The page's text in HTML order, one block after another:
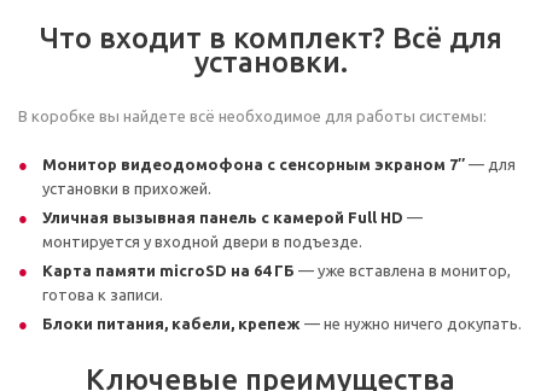
Что входит в комплект? Всё для
установки.
В коробке вы найдете всё необходимое для работы системы:
Монитор видеодомофона с сенсорным экраном 7″ — для
установки в прихожей.
Уличная вызывная панель с камерой Full HD —
монтируется у входной двери в подъезде.
Карта памяти microSD на 64 ГБ — уже вставлена в монитор,
готова к записи.
Блоки питания, кабели, крепеж — не нужно ничего докупать.
Ключевые преимущества